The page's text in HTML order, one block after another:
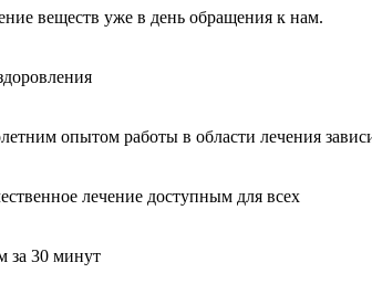
веществ уже в день обращения к нам.
опытом работы в области лечения
лечение доступным для всех
за 30 минут